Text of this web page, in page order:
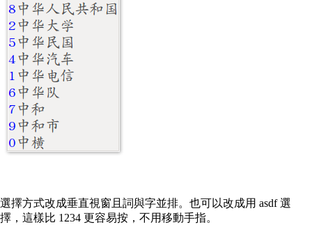
選擇方式改成垂直視窗且詞與字並排。也可以改成用 asdf 選
擇，這樣比 1234 更容易按，不用移動手指。